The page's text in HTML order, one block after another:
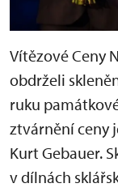
Vítězové Ceny
obdrželi
ruku
ztvárnění ceny
Kurt Gebauer.
v dílnách